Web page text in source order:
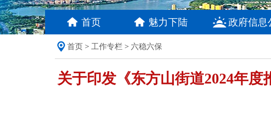
首页 魅力下陆 政府信息
首页 > 工作专栏 > 六稳六保
关于印发《东方山街道2024年度